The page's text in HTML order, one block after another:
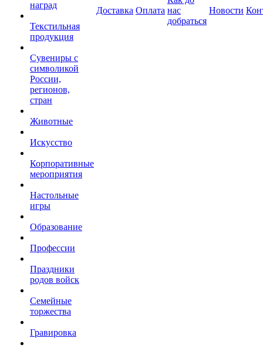
наград
Текстильная
продукция
Сувениры с
символикой
России,
регионов,
стран
Животные
Искусство
Корпоративные
мероприятия
Настольные
игры
Образование
Профессии
Праздники
родов войск
Семейные
торжества
Гравировка
Доставка Оплата нас
добраться
Новости